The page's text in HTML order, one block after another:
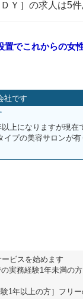
Ｙ］の求人は5件
でこれからの女
社です
上になりますが現在
プの美容サロンが
ビスを始めます
実務経験1年未満の
1年以上の方］フリ